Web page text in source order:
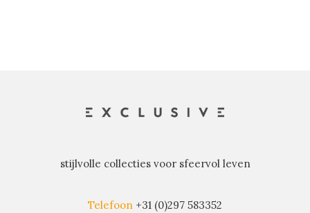
stijlvolle collecties voor sfeervol leven
Telefoon +31 (0)297 583352